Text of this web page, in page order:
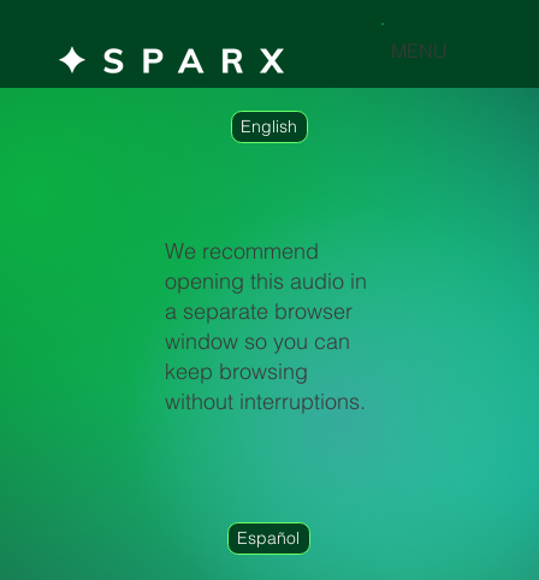
MENU
English
We recommend
opening this audio in
a separate browser
window so you can
keep browsing
without interruptions.
Español